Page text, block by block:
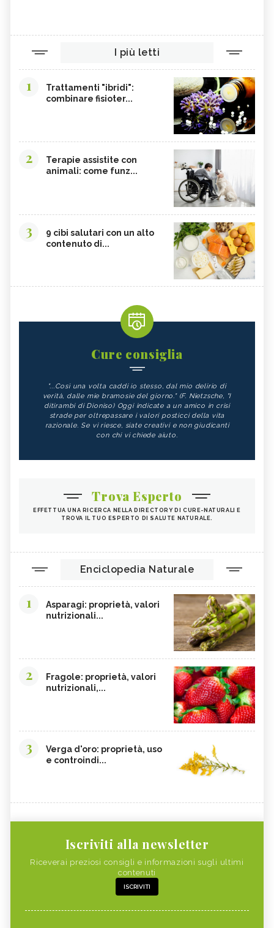
I più letti
1
Trattamenti "ibridi":
combinare fisioter...
2
Terapie assistite con
animali: come funz...
3
9 cibi salutari con un alto
contenuto di...
Cure consiglia
"...Così una volta caddi io stesso, dal mio delirio di
verità, dalle mie bramosie del giorno." (F. Nietzsche, "I
ditirambi di Dioniso) Oggi indicate a un amico in crisi
strade per oltrepassare i valori posticci della vita
razionale. Se vi riesce, siate creativi e non giudicanti
con chi vi chiede aiuto.
Trova Esperto
EFFETTUA UNA RICERCA NELLA DIRECTORY DI CURE-NATURALI E
TROVA IL TUO ESPERTO DI SALUTE NATURALE.
Enciclopedia Naturale
1
Asparagi: proprietà, valori
nutrizionali...
2
Fragole: proprietà, valori
nutrizionali,...
3
Verga d'oro: proprietà, uso
e controindi...
Iscriviti alla newsletter
Riceverai preziosi consigli e informazioni sugli ultimi
contenuti
ISCRIVITI